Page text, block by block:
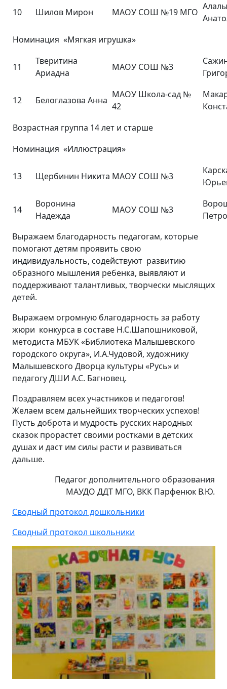
10 Шилов Мирон МАОУ СОШ №19 МГО
Номинация «Мягкая игрушка»
11
Тверитина
Ариадна
МАОУ СОШ №3
12 Белоглазова Анна
МАОУ Школа-сад №
42
Возрастная группа 14 лет и старше
Номинация «Иллюстрация»
13 Щербинин Никита МАОУ СОШ №3
14
Воронина
Надежда
МАОУ СОШ №3
Выражаем благодарность педагогам, которые
помогают детям проявить свою
индивидуальность, содействуют развитию
образного мышления ребенка, выявляют и
поддерживают талантливых, творчески мыслящих
детей.
Выражаем огромную благодарность за работу
жюри конкурса в составе Н.С.Шапошниковой,
методиста МБУК «Библиотека Малышевского
городского округа», И.А.Чудовой, художнику
Малышевского Дворца культуры «Русь» и
педагогу ДШИ А.С. Багновец.
Поздравляем всех участников и педагогов!
Желаем всем дальнейших творческих успехов!
Пусть доброта и мудрость русских народных
сказок прорастет своими ростками в детских
душах и даст им силы расти и развиваться
дальше.
Педагог дополнительного образования
МАУДО ДДТ МГО, ВКК Парфенюк В.Ю.
Сводный протокол дошкольники
Сводный протокол школьники